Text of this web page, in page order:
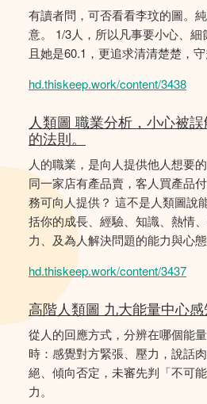
有讀者問，可否看看李玟的圖。
意。 1/3人，所以凡事要小心、
且她是60.1，更追求清清楚楚，
hd.thiskeep.work/content/3438
人類圖 職業分析，小心被
的法則。
人的職業，是向人提供他人想要
同一家店有產品賣，客人買產品
務可向人提供？ 這不是人類圖說
括你的成長、經驗、知識、熱情
力、及為人解決問題的能力與心態
hd.thiskeep.work/content/3437
高階人類圖 九大能量中心
從人的回應方式，分辨在哪個能
時：感覺對方緊張、壓力，說話
絕、傾向否定，未審先判「不可
力。